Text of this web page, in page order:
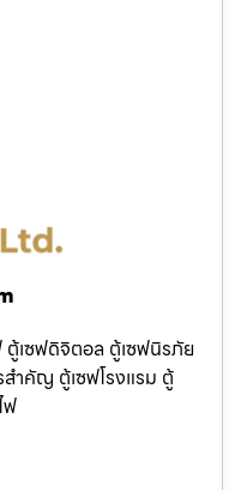
เซฟดิจิตอล ตู้เซฟนิรภัย
สำคัญ ตู้เซฟโรงแรม ตู้
ฟ